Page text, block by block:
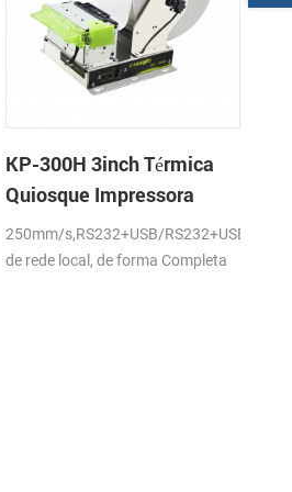
KP-300H 3inch Térmica
Quiosque Impressora
Módulo de
250mm/s,RS232+USB/
de rede local, de forma Completa